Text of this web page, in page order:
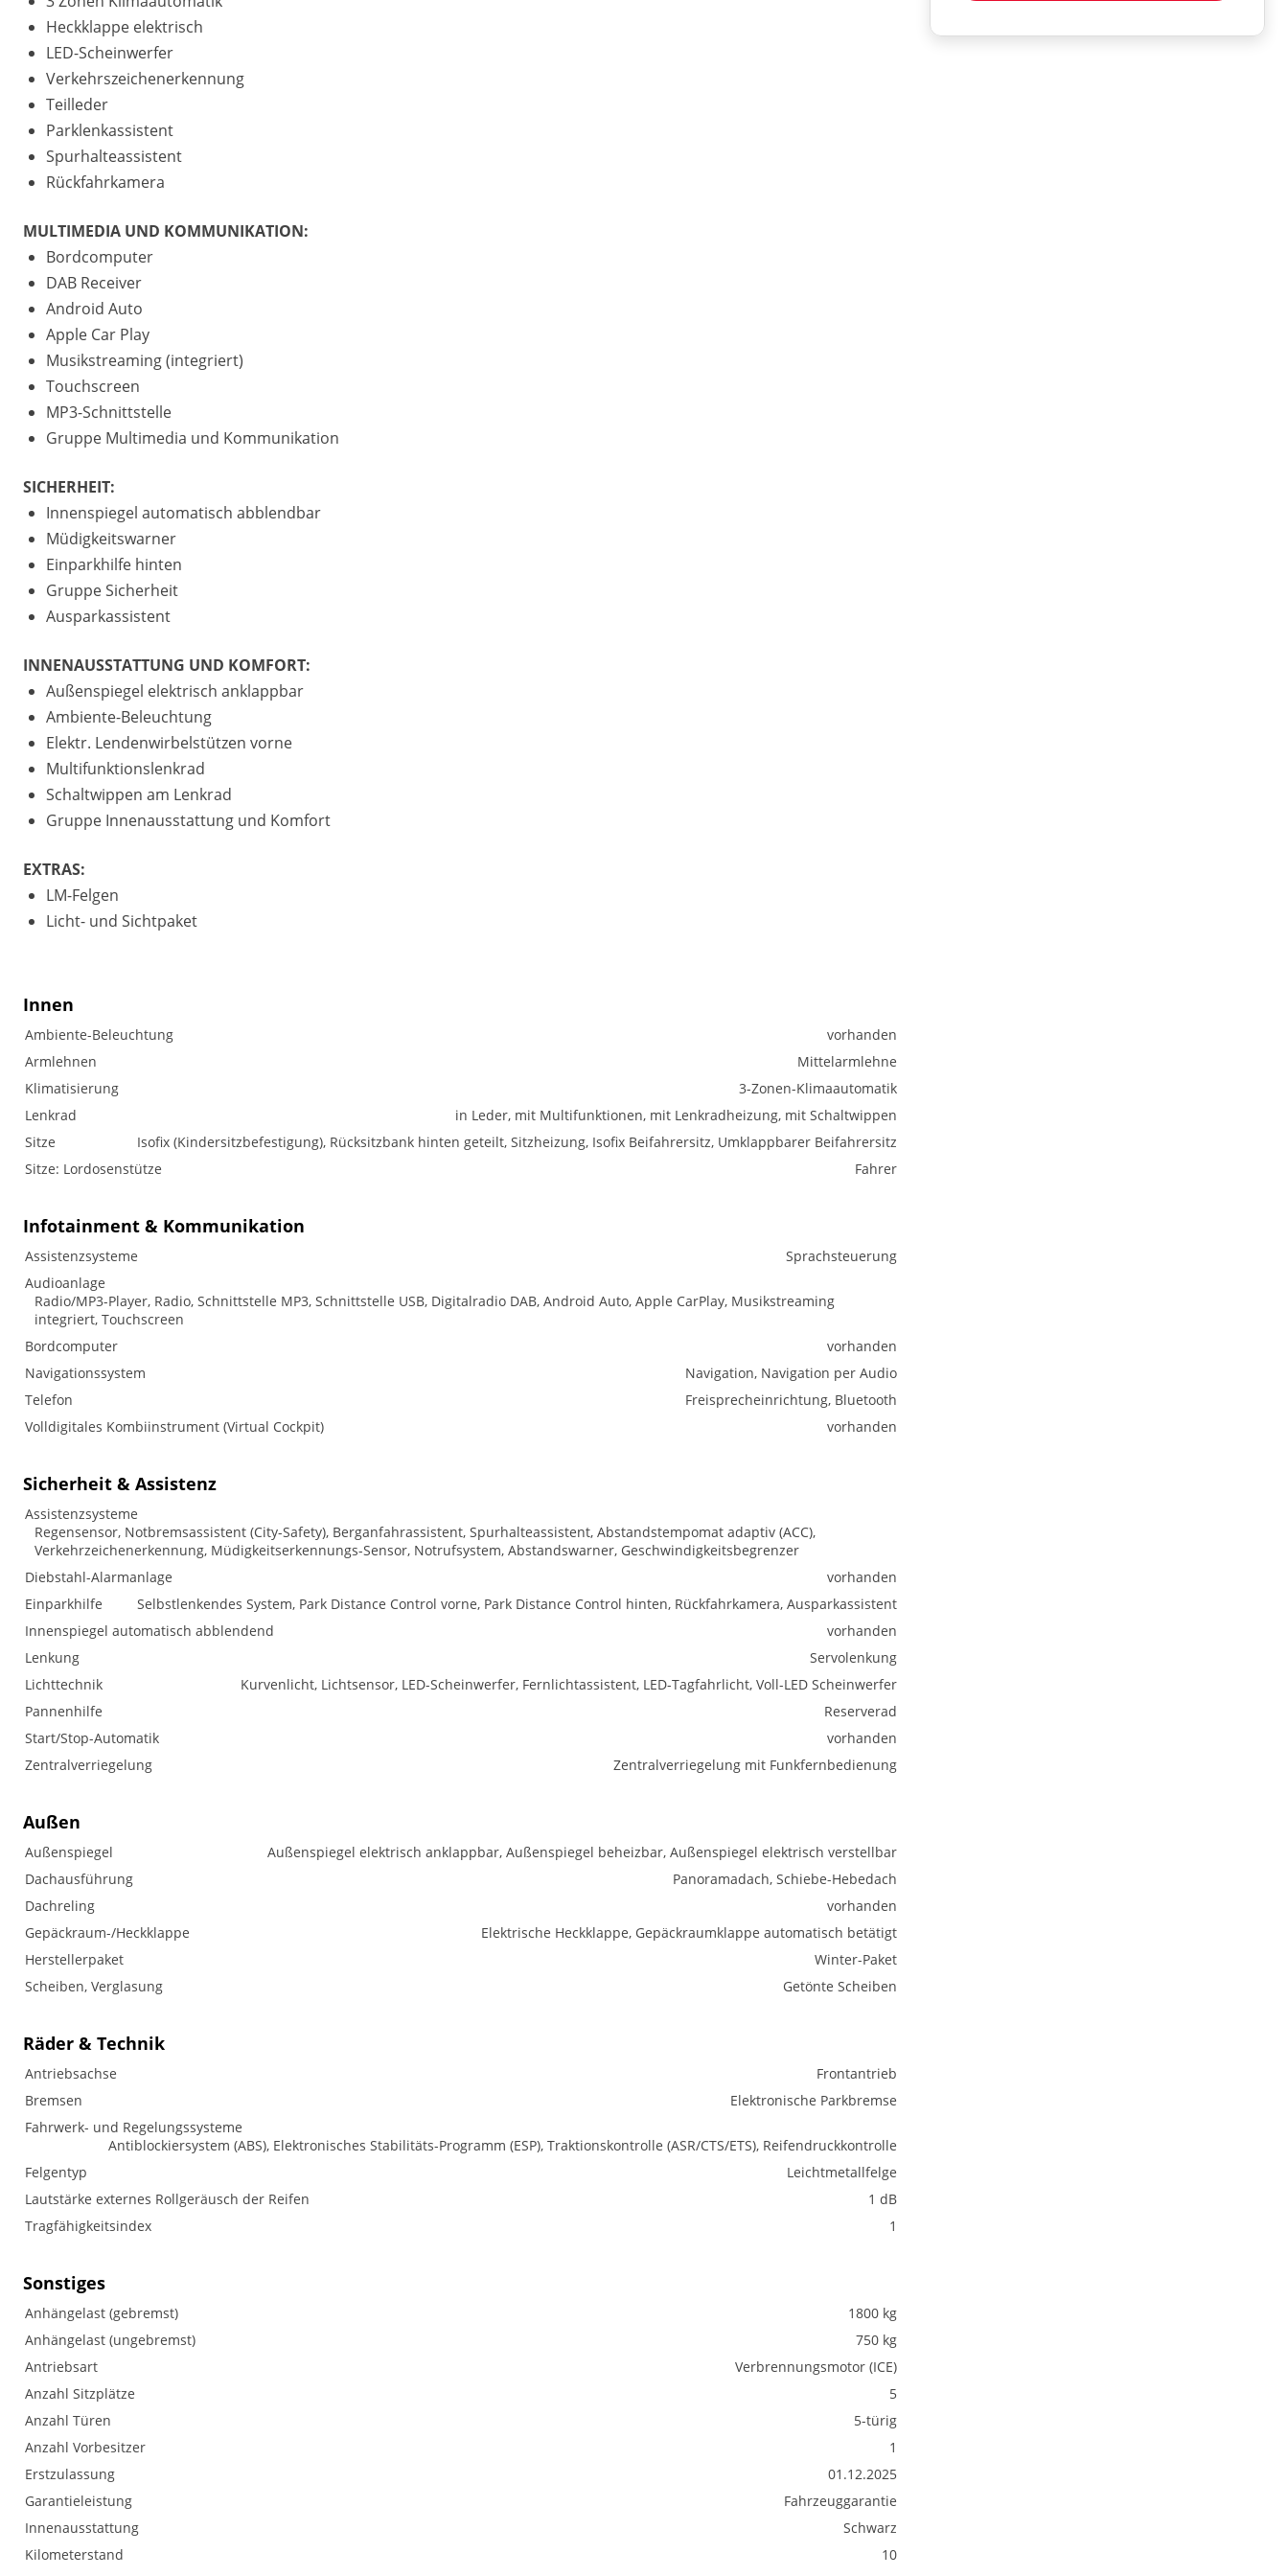
Heckklappe elektrisch
LED-Scheinwerfer
Verkehrszeichenerkennung
Teilleder
Parklenkassistent
Spurhalteassistent
Rückfahrkamera
MULTIMEDIA UND KOMMUNIKATION:
Bordcomputer
DAB Receiver
Android Auto
Apple Car Play
Musikstreaming (integriert)
Touchscreen
MP3-Schnittstelle
Gruppe Multimedia und Kommunikation
SICHERHEIT:
Innenspiegel automatisch abblendbar
Müdigkeitswarner
Einparkhilfe hinten
Gruppe Sicherheit
Ausparkassistent
INNENAUSSTATTUNG UND KOMFORT:
Außenspiegel elektrisch anklappbar
Ambiente-Beleuchtung
Elektr. Lendenwirbelstützen vorne
Multifunktionslenkrad
Schaltwippen am Lenkrad
Gruppe Innenausstattung und Komfort
EXTRAS:
LM-Felgen
Licht- und Sichtpaket
Innen
Ambiente-Beleuchtung
vorhanden
Armlehnen
Mittelarmlehne
Klimatisierung
3-Zonen-Klimaautomatik
Lenkrad
in Leder, mit Multifunktionen, mit Lenkradheizung, mit Schaltwippen
Sitze
Isofix (Kindersitzbefestigung), Rücksitzbank hinten geteilt, Sitzheizung, Isofix Beifahrersitz, Umklappbarer Beifahrersitz
Sitze: Lordosenstütze
Fahrer
Infotainment & Kommunikation
Assistenzsysteme
Sprachsteuerung
Audioanlage
Radio/MP3-Player, Radio, Schnittstelle MP3, Schnittstelle USB, Digitalradio DAB, Android Auto, Apple CarPlay, Musikstreaming
integriert, Touchscreen
Bordcomputer
vorhanden
Navigationssystem
Navigation, Navigation per Audio
Telefon
Freisprecheinrichtung, Bluetooth
Volldigitales Kombiinstrument (Virtual Cockpit)
vorhanden
Sicherheit & Assistenz
Assistenzsysteme
Regensensor, Notbremsassistent (City-Safety), Berganfahrassistent, Spurhalteassistent, Abstandstempomat adaptiv (ACC),
Verkehrzeichenerkennung, Müdigkeitserkennungs-Sensor, Notrufsystem, Abstandswarner, Geschwindigkeitsbegrenzer
Diebstahl-Alarmanlage
vorhanden
Einparkhilfe
Selbstlenkendes System, Park Distance Control vorne, Park Distance Control hinten, Rückfahrkamera, Ausparkassistent
Innenspiegel automatisch abblendend
vorhanden
Lenkung
Servolenkung
Lichttechnik
Kurvenlicht, Lichtsensor, LED-Scheinwerfer, Fernlichtassistent, LED-Tagfahrlicht, Voll-LED Scheinwerfer
Pannenhilfe
Reserverad
Start/Stop-Automatik
vorhanden
Zentralverriegelung
Zentralverriegelung mit Funkfernbedienung
Außen
Außenspiegel
Außenspiegel elektrisch anklappbar, Außenspiegel beheizbar, Außenspiegel elektrisch verstellbar
Dachausführung
Panoramadach, Schiebe-Hebedach
Dachreling
vorhanden
Gepäckraum-/Heckklappe
Elektrische Heckklappe, Gepäckraumklappe automatisch betätigt
Herstellerpaket
Winter-Paket
Scheiben, Verglasung
Getönte Scheiben
Räder & Technik
Antriebsachse
Frontantrieb
Bremsen
Elektronische Parkbremse
Fahrwerk- und Regelungssysteme
Antiblockiersystem (ABS), Elektronisches Stabilitäts-Programm (ESP), Traktionskontrolle (ASR/CTS/ETS), Reifendruckkontrolle
Felgentyp
Leichtmetallfelge
Lautstärke externes Rollgeräusch der Reifen
1 dB
Tragfähigkeitsindex
1
Sonstiges
Anhängelast (gebremst)
1800 kg
Anhängelast (ungebremst)
750 kg
Antriebsart
Verbrennungsmotor (ICE)
Anzahl Sitzplätze
5
Anzahl Türen
5-türig
Anzahl Vorbesitzer
1
Erstzulassung
01.12.2025
Garantieleistung
Fahrzeuggarantie
Innenausstattung
Schwarz
Kilometerstand
10